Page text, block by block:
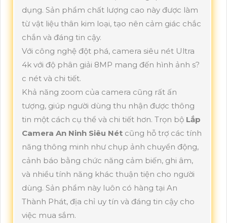
dụng. Sản phẩm chất lượng cao này được làm
từ vật liệu thân kim loại, tạo nên cảm giác chắc
chắn và đáng tin cậy.
Với công nghệ đột phá, camera siêu nét Ultra
4k với độ phân giải 8MP mang đến hình ảnh s?
c nét và chi tiết.
Khả năng zoom của camera cũng rất ấn
tượng, giúp người dùng thu nhận được thông
tin một cách cụ thể và chi tiết hơn. Trọn bộ Lắp
Camera An Ninh Siêu Nét cũng hỗ trợ các tính
năng thông minh như chụp ảnh chuyển động,
cảnh báo bằng chức năng cảm biến, ghi âm,
và nhiều tính năng khác thuận tiện cho người
dùng. Sản phẩm này luôn có hàng tại An
Thành Phát, địa chỉ uy tín và đáng tin cậy cho
việc mua sắm.